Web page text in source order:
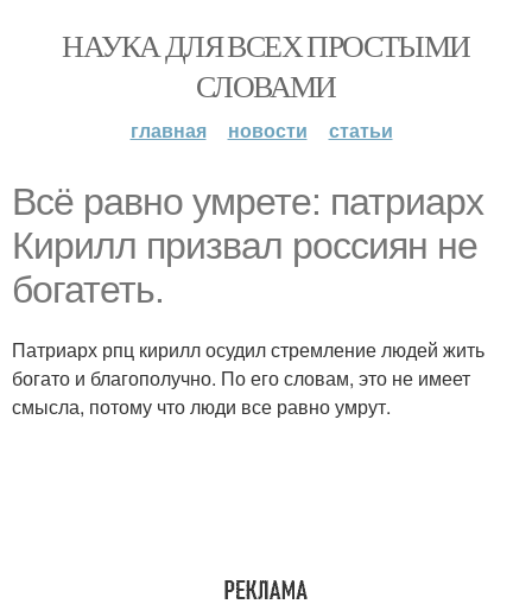
НАУКА ДЛЯ ВСЕХ ПРОСТЫМИ
СЛОВАМИ
главная новости статьи
Всё равно умрете: патриарх
Кирилл призвал россиян не
богатеть.
Патриарх рпц кирилл осудил стремление людей жить
богато и благополучно. По его словам, это не имеет
смысла, потому что люди все равно умрут.